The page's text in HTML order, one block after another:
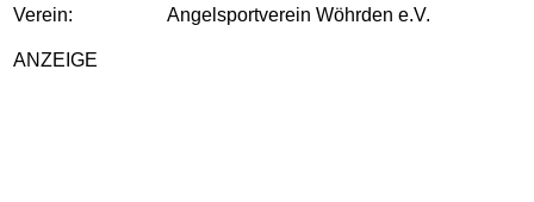
Verein:
Angelsportverein Wöhrden e.V.
ANZEIGE